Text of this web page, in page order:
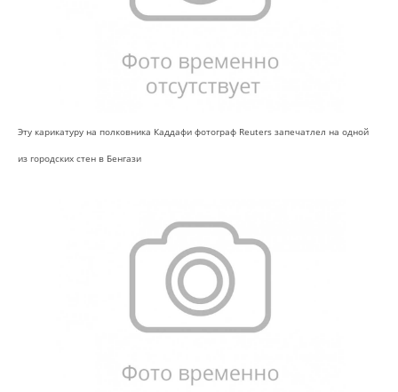
Эту карикатуру на полковника Каддафи фотограф Reuters запечатлел на одной
из городских стен в Бенгази